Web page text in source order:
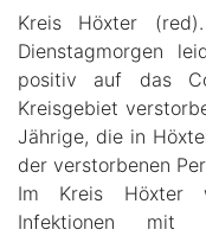
Kreis Höxter
Dienstagmorgen
positiv auf das
Kreisgebiet
Jährige, die in
der verstorbenen
Im Kreis Höxter
Infektionen mit